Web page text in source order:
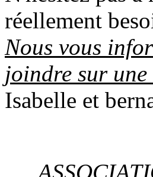
réellement
Nous vous
joindre sur
Isabelle et